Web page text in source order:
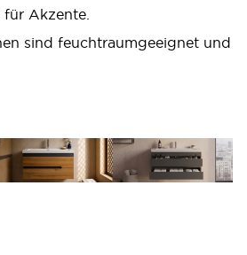
Akzente.
sind feuchtraumgeeignet und